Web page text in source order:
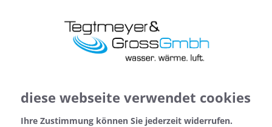
diese webseite verwendet cookies
Ihre Zustimmung können Sie jederzeit widerrufen.